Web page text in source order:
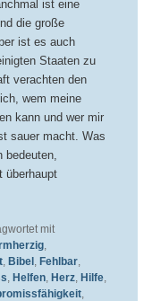
ist eine
die große
ist es auch
Staaten zu
verachten den
wem meine
kann und wer mir
sauer macht. Was
überhaupt
mit
,
, Bibel, Fehlbar,
, Helfen, Herz, Hilfe,
,